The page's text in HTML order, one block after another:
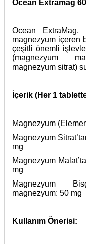
Ocean Extramag
Ocean
magnezyum içeren
çeşitli önemli
(magnezyum
magnezyum sitrat)
İçerik (Her 1
Magnezyum
Magnezyum
mg
Magnezyum
mg
Magnezyum
magnezyum: 50 mg
Kullanım Önerisi: